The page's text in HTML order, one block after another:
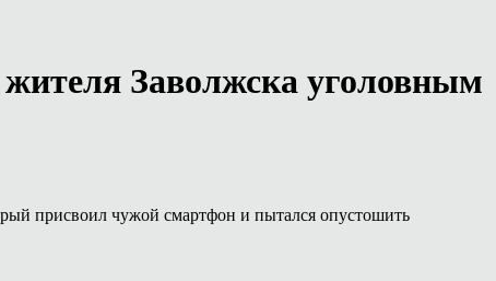
Заволжска уголовным
присвоил чужой смартфон и пытался опустошить